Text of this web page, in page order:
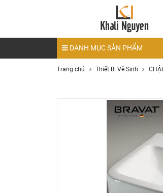
DANH MỤC SẢN PHẨM
Trang chủ Thiết Bị Vệ Sinh